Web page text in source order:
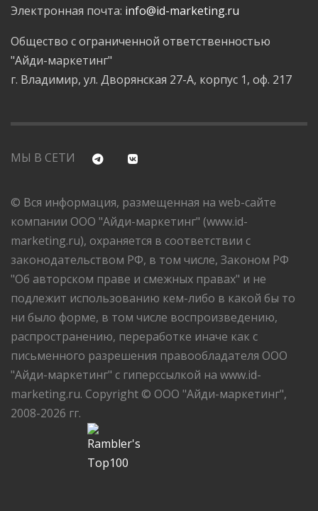
Электронная почта: info@id-marketing.ru
Общество с ограниченной ответственностью
"Айди-маркетинг"
г. Владимир, ул. Дворянская 27-А, корпус 1, оф. 217
МЫ В СЕТИ
© Вся информация, размещенная на web-сайте
компании ООО "Айди-маркетинг" (www.id-
marketing.ru), охраняется в соответствии с
законодательством РФ, в том числе, Законом РФ
"Об авторском праве и смежных правах" и не
подлежит использованию кем-либо в какой бы то
ни было форме, в том числе воспроизведению,
распространению, переработке иначе как с
письменного разрешения правообладателя ООО
"Айди-маркетинг" с гиперссылкой на www.id-
marketing.ru. Copyright © ООО "Айди-маркетинг",
2008-2026 гг.